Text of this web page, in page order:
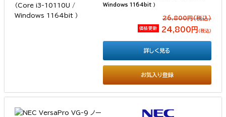
Windows 1164bit ）
26,800円(税込）
価格更新 24,800円 （税込）
お気入り登録
詳しく見る